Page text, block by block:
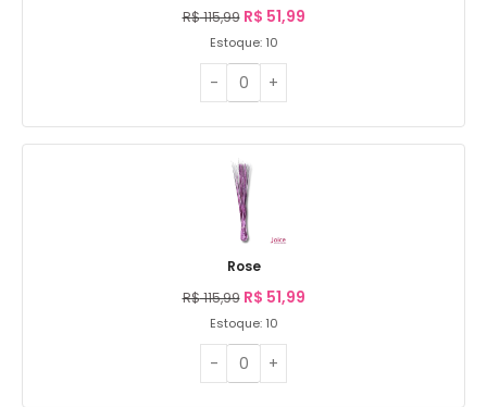
R$115,99 R$ 51,99
Estoque: 10
Rose
R$115,99 R$ 51,99
Estoque: 10